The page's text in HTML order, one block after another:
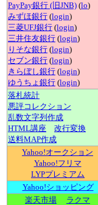
PayPay銀行 (旧JNB) (lo)
みずほ銀行 (login)
三菱UFJ銀行 (login)
三井住友銀行 (login)
りそな銀行 (login)
セブン銀行 (login)
きらぼし銀行 (login)
ゆうちょ銀行 (login)
落札統計
悪評コレクション
乱数文字列作成
HTML講座
改行変換
送料MAP作成
Yahoo!オークション
Yahoo!フリマ
LYPプレミアム
Yahoo!ショッピング
楽天市場
ラクマ